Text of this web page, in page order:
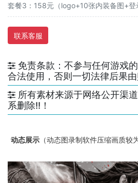
套餐3：158元（logo+10张内装备图+登
联系客服
免责条款：不参与任何游戏
合法使用，否则一切法律后果由
所有素材来源于网络公开渠
系删除!!！
动态展示 （动态图录制软件压缩画质较